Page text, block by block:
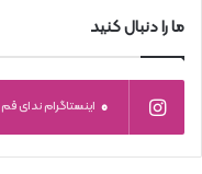
ما را دنبال کنید
0 اینستاگرام ندای قم